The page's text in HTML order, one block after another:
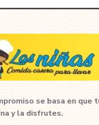
se basa en que
y la disfrutes.